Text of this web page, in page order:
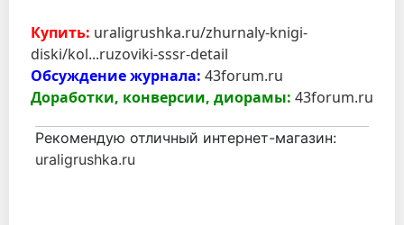
Купить: uraligrushka.ru/zhurnaly-knigi-
diski/kol...ruzoviki-sssr-detail
Обсуждение журнала: 43forum.ru
Доработки, конверсии, диорамы: 43forum.ru
Рекомендую отличный интернет-магазин:
uraligrushka.ru